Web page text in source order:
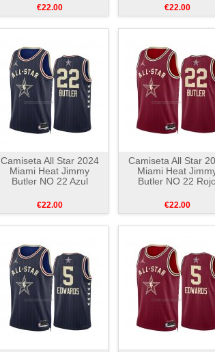
€22.00 €22.00
Camiseta All Star 2024
Miami Heat Jimmy
Butler NO 22 Azul
€22.00
Camiseta All Star
Miami Heat
Butler NO 22
€22.00